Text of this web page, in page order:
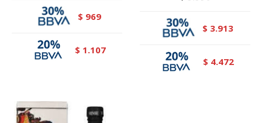
$ 969
$ 1.107
$ 3.913
$ 4.472